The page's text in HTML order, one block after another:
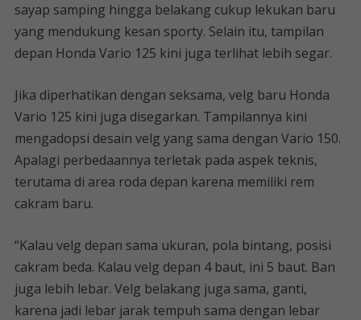
sayap samping hingga belakang cukup lekukan baru
yang mendukung kesan sporty. Selain itu, tampilan
depan Honda Vario 125 kini juga terlihat lebih segar.
Jika diperhatikan dengan seksama, velg baru Honda
Vario 125 kini juga disegarkan. Tampilannya kini
mengadopsi desain velg yang sama dengan Vario 150.
Apalagi perbedaannya terletak pada aspek teknis,
terutama di area roda depan karena memiliki rem
cakram baru.
“Kalau velg depan sama ukuran, pola bintang, posisi
cakram beda. Kalau velg depan 4 baut, ini 5 baut. Ban
juga lebih lebar. Velg belakang juga sama, ganti,
karena jadi lebar jarak tempuh sama dengan lebar